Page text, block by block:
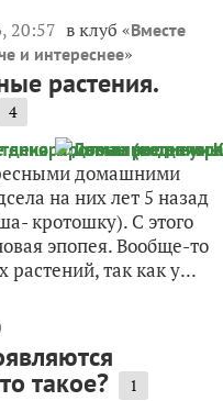
20:57 в клуб «Вместе
и интереснее»
растения.
4
домашними
на них лет 5 назад
кротошку). С этого
эпопея. Вообще-то
так как у...
такое? 1